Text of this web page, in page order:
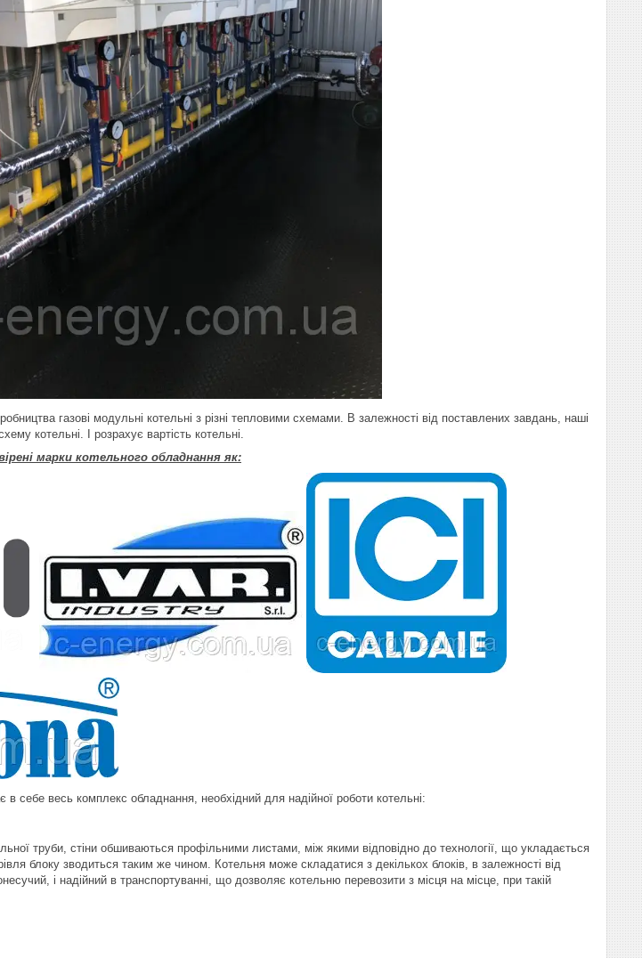
газові модульні котельні з різні тепловими схемами. В залежності від поставлених завдань, наші
котельні. І розрахує вартість котельні.
марки котельного обладнання як:
в себе весь комплекс обладнання, необхідний для надійної роботи котельні:
труби, стіни обшиваються профільними листами, між якими відповідно до технології, що укладається
блоку зводиться таким же чином. Котельня може складатися з декількох блоків, в залежності від
і надійний в транспортуванні, що дозволяє котельню перевозити з місця на місце, при такій